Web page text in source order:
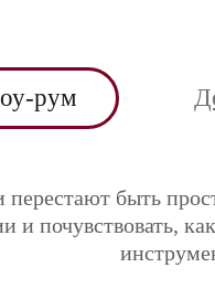
рум
перестают быть
и почувствовать,